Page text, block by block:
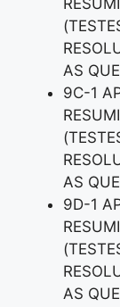
AS
9C-1
AS
9D-1
AS